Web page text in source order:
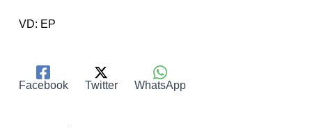
VD: EP
Facebook Twitter WhatsApp